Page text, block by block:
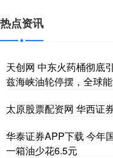
热点资讯
天创网 中东火药桶彻底
兹海峡油轮停摆，全球能
太原股票配资网 华西证
华泰证券APP下载 今年
一箱油少花6.5元